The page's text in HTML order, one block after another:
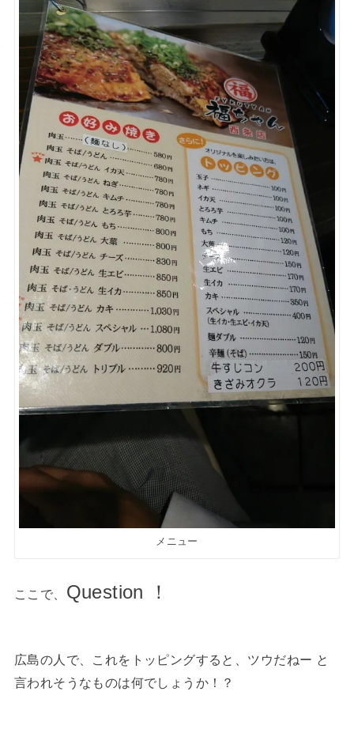
メニュー
ここで、 Question ！
広島の人で、これをトッピングすると、ツウだねー と
言われそうなものは何でしょうか！？